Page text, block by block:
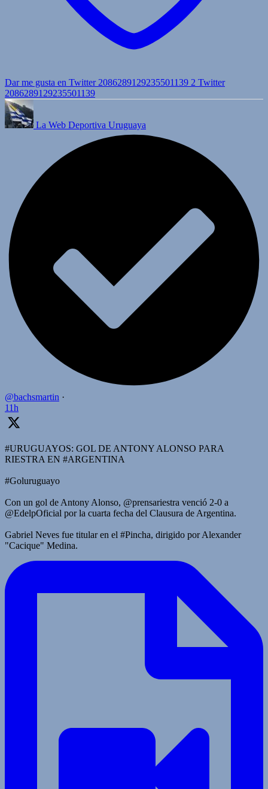
Dar me gusta en Twitter 2086289129235501139 2 Twitter
2086289129235501139
La Web Deportiva Uruguaya
@bachsmartin ·
11h
#URUGUAYOS: GOL DE ANTONY ALONSO PARA
RIESTRA EN #ARGENTINA
#Goluruguayo
Con un gol de Antony Alonso, @prensariestra venció 2-0 a
@EdelpOficial por la cuarta fecha del Clausura de Argentina.
Gabriel Neves fue titular en el #Pincha, dirigido por Alexander
"Cacique" Medina.